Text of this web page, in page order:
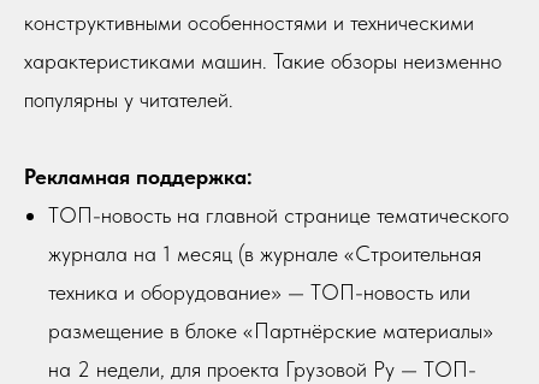
конструктивными особенностями и техническими
характеристиками машин. Такие обзоры неизменно
популярны у читателей.
Рекламная поддержка:
ТОП-новость на главной странице тематического
журнала на 1 месяц (в журнале «Строительная
техника и оборудование» — ТОП-новость или
размещение в блоке «Партнёрские материалы»
на 2 недели, для проекта Грузовой Ру — ТОП-